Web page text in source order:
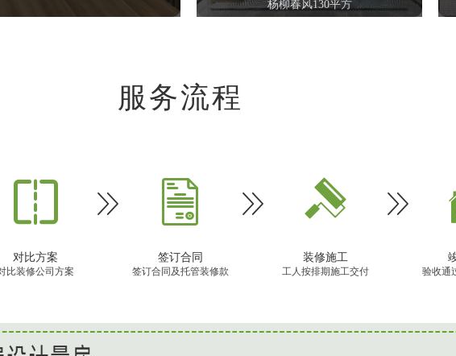
杨柳春风130平方
服务流程

对比方案
比装修公司方案
 
签订合同
签订合同及托管装修款
 
装修施工
工人按排期施工交付

验收通